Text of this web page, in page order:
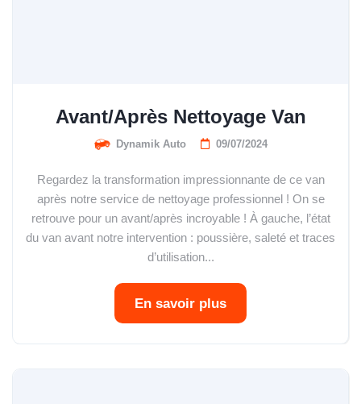
Avant/Après Nettoyage Van
Dynamik Auto 09/07/2024
Regardez la transformation impressionnante de ce van
après notre service de nettoyage professionnel ! On se
retrouve pour un avant/après incroyable ! À gauche, l’état
du van avant notre intervention : poussière, saleté et traces
d’utilisation...
En savoir plus